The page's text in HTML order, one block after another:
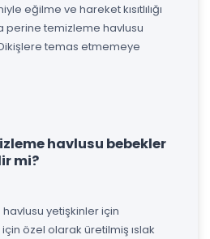
eğilme ve hareket kısıtlılığı
perine temizleme havlusu
temas etmemeye
havlusu bebekler
mi?
yetişkinler için
özel olarak üretilmiş ıslak